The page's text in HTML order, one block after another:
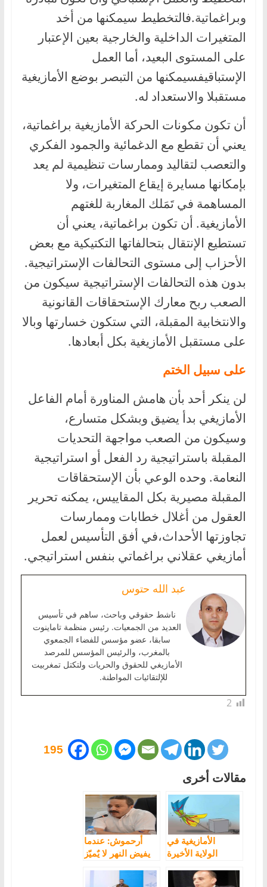
وبراغماتية.فالتخطيط سيمكنها من أخد
المتغيرات الداخلية والخارجية بعين الإعتبار
على المستوى البعيد، أما العمل
الإستباقيفسيمكنها من التبصر بوضع الأمازيغية
مستقبلا والاستعداد له.
أن تكون مكونات الحركة الأمازيغية براغماتية،
يعني أن تقطع مع الدغمائية والجمود الفكري
والتعصب لتقاليد وممارسات تنظيمية لم يعد
بإمكانها مسايرة إيقاع المتغيرات، ولا
المساهمة في تَمَلك المغاربة للغتهم
الأمازيغية. أن تكون براغماتية، يعني أن
تستطيع الإنتقال بتحالفاتها التكتيكية مع بعض
الأحزاب إلى مستوى التحالفات الإستراتيجية.
بدون هذه التحالفات الإستراتيجية سيكون من
الصعب ربح معارك الإستحقاقات القانونية
والانتخابية المقبلة، التي ستكون خسارتها وبالا
على مستقبل الأمازيغية بكل أبعادها.
على سبيل الختم
لن ينكر أحد بأن هامش المناورة أمام الفاعل
الأمازيغي بدأ يضيق وبشكل متسارع،
وسيكون من الصعب مواجهة التحديات
المقبلة باستراتيجية رد الفعل أو استراتيجية
النعامة. وحده الوعي بأن الإستحقاقات
المقبلة مصيرية بكل المقاييس، يمكنه تحرير
العقول من أغلال خطابات وممارسات
تجاوزتها الأحداث،في أفق التأسيس لعمل
أمازيغي عقلاني براغماتي بنفس استراتيجي.
عبد الله حتوس
ناشط حقوقي وباحث، ساهم في تأسيس
العديد من الجمعيات. رئيس منظمة تاماينوت
سابقا، عضو مؤسس للفضاء الجمعوي
بالمغرب، والرئيس المؤسس للمرصد
الأمازيغي للحقوق والحريات ولتكتل تمغربيت
للإلتقائيات المواطنة.
2
195
مقالات أخرى
الأمازيغية في
الولاية الأخيرة
أرحموش: عندما
يفيض النهر لا يٌميّز
بعد كورونا فرصتنا